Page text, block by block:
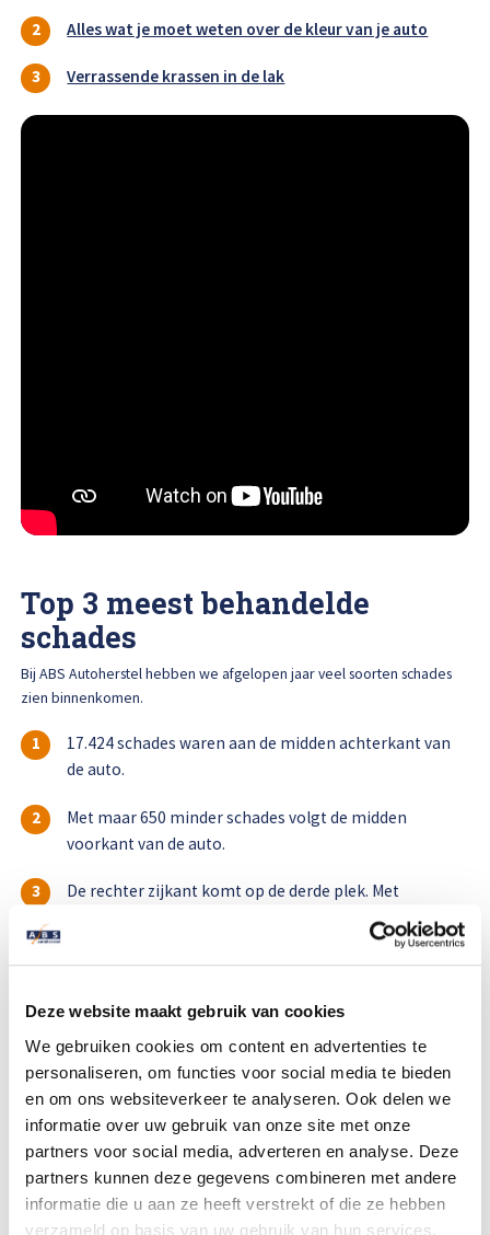
Deze website maakt gebruik van cookies
We gebruiken cookies om content en advertenties te
personaliseren, om functies voor social media te bieden
en om ons websiteverkeer te analyseren. Ook delen we
informatie over uw gebruik van onze site met onze
partners voor social media, adverteren en analyse. Deze
partners kunnen deze gegevens combineren met andere
informatie die u aan ze heeft verstrekt of die ze hebben
verzameld op basis van uw gebruik van hun services.
Alles wat je moet weten over de kleur van je auto
Verrassende krassen in de lak
Top 3 meest behandelde
schades
Bij ABS Autoherstel hebben we afgelopen jaar veel soorten schades
zien binnenkomen.
17.424 schades waren aan de midden achterkant van
de auto.
Met maar 650 minder schades volgt de midden
voorkant van de auto.
De rechter zijkant komt op de derde plek. Met
welgeteld 11.680 schades. Het is soms lastig in te
schatten hoeveel ruimte je nog hebt, aangezien deze
hoek het meest ver weg is van de bestuurder.
ABS Autoherstel wenst iedereen fijne dagen en een gezond en veilig
2022!